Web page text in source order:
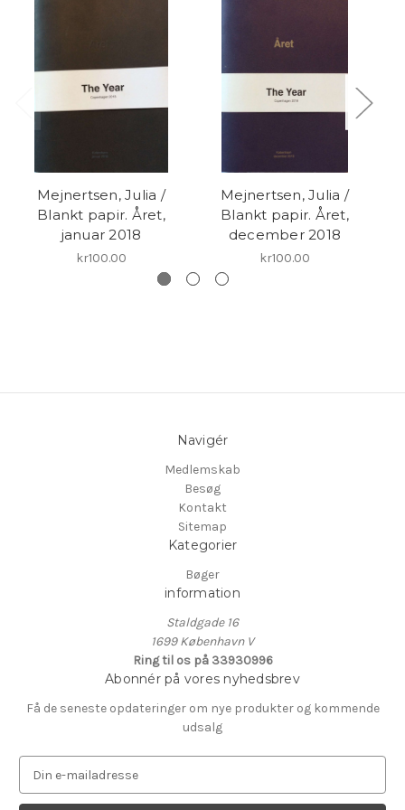
Mejnertsen, Julia /
Blankt papir. Året,
januar 2018
kr100.00
Mejnertsen, Julia /
Blankt papir. Året,
december 2018
kr100.00
Navigér
Medlemskab
Besøg
Kontakt
Sitemap
Kategorier
Bøger
information
Staldgade 16
1699 København V
Ring til os på 33930996
Abonnér på vores nyhedsbrev
Få de seneste opdateringer om nye produkter og kommende
udsalg
m